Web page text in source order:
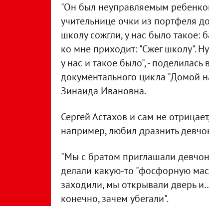
"Он был неуправляемым
учительнице очки из портфеля
школу сожгли, у нас было такое:
ко мне приходит: "Сжег школу".
у нас и такое было", -
документального цикла "Домой
Зинаида Ивановна.
Сергей Астахов и сам не
например, любил дразнить
"Мы с братом приглашали
делали какую-то "фосфорную
заходили, мы открывали дверь
конечно, зачем убегали".